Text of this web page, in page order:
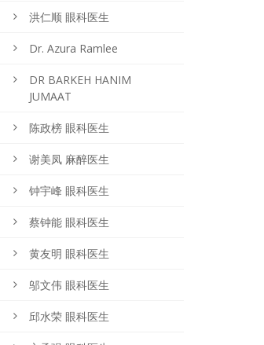
洪仁顺 眼科医生
Dr. Azura Ramlee
DR BARKEH HANIM
JUMAAT
陈政榜 眼科医生
谢美凤 麻醉医生
钟宇峰 眼科医生
蔡钟能 眼科医生
黄友明 眼科医生
邬文伟 眼科医生
邱水荣 眼科医生